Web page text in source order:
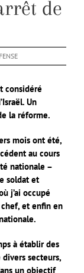
de
considéré
Un
la réforme.
mois ont été,
au cours
nationale –
soldat et
j’ai occupé
et enfin en
à établir des
secteurs,
un objectif